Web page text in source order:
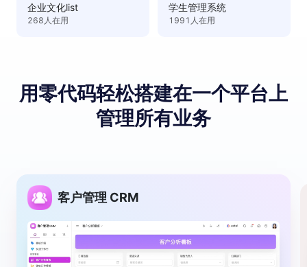
企业文化list
268 人在用
学生管理系统
1991 人在用
用零代码轻松搭建在⼀个平台上
管理所有业务
客户管理 CRM